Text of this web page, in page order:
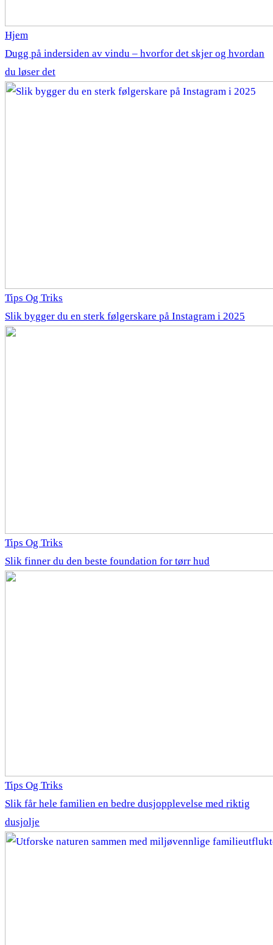
Hjem
Dugg på indersiden av vindu – hvorfor det skjer og hvordan
du løser det
Tips Og Triks
Slik bygger du en sterk følgerskare på Instagram i 2025
Tips Og Triks
Slik finner du den beste foundation for tørr hud
Tips Og Triks
Slik får hele familien en bedre dusjopplevelse med riktig
dusjolje